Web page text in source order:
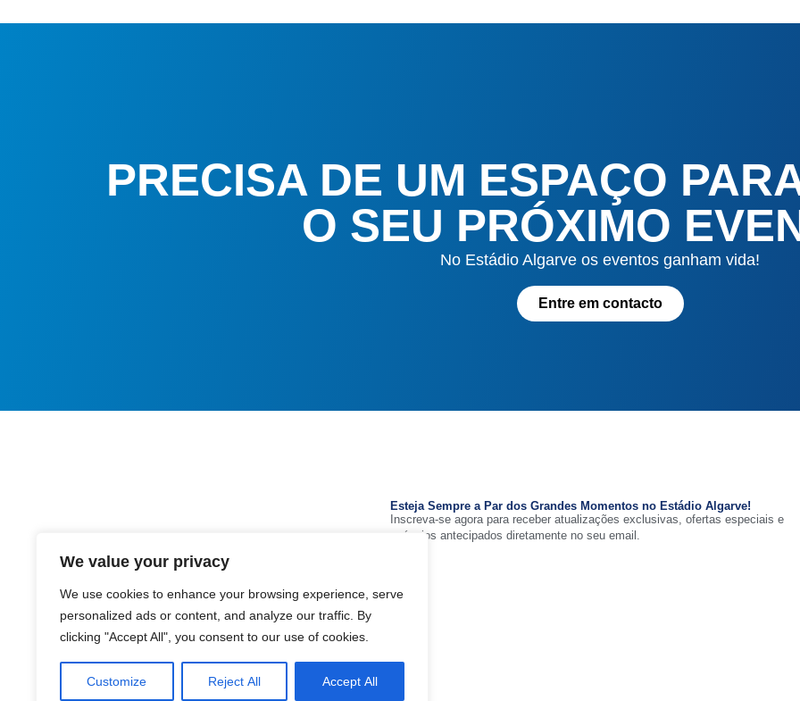
We value your privacy
We use cookies to enhance your browsing experience, serve
personalized ads or content, and analyze our traffic. By
clicking "Accept All", you consent to our use of cookies.
Customize Reject All Accept All
PRECISA DE UM ESPAÇO
O SEU PRÓXIMO
No Estádio Algarve os eventos ganham vida!
Entre em contacto
+351 289 893 200 (Chamada para a rede
Parque das Cidades, 8135-014 - Loulé
Google maps
Esteja Sempre a Par dos Grandes Momentos no Estádio Algarve!
Inscreva-se agora para receber atualizações exclusivas, ofertas especiais e
anúncios antecipados diretamente no seu email.